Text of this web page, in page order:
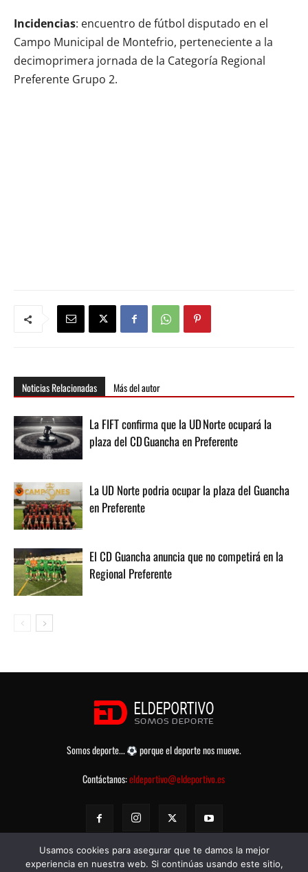
Incidencias: encuentro de fútbol disputado en el
Campo Municipal de Montefrio, perteneciente a la
decimoprimera jornada de la Categoría Regional
Preferente Grupo 2.
Noticias Relacionadas Más del autor
La FIFT confirma que la UD Norte ocupará la
plaza del CD Guancha en Preferente
La UD Norte podria ocupar la plaza del Guancha
en Preferente
El CD Guancha anuncia que no competirá en la
Regional Preferente
Somos deporte...
porque el deporte nos mueve.
Contáctanos:eldeportivo@eldeportivo.es
Usamos cookies para asegurar que te damos la mejor
experiencia en nuestra web. Si continúas usando este sitio,